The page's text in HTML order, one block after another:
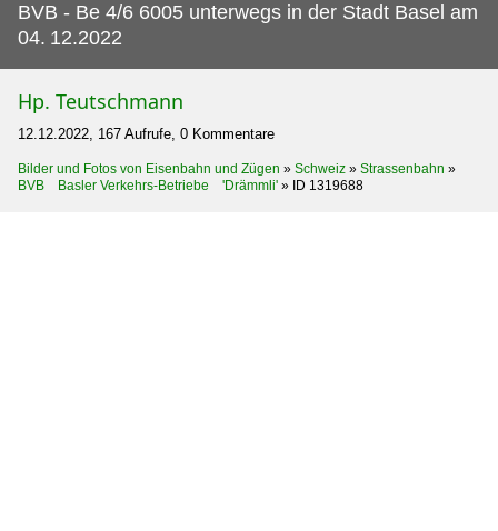
BVB - Be 4/6 6005 unterwegs in der Stadt Basel am
04. 12.2022
Hp. Teutschmann
12.12.2022, 167 Aufrufe, 0 Kommentare
Bilder und Fotos von Eisenbahn und Zügen » Schweiz » Strassenbahn »
BVB Basler Verkehrs-Betriebe 'Drämmli' » ID 1319688